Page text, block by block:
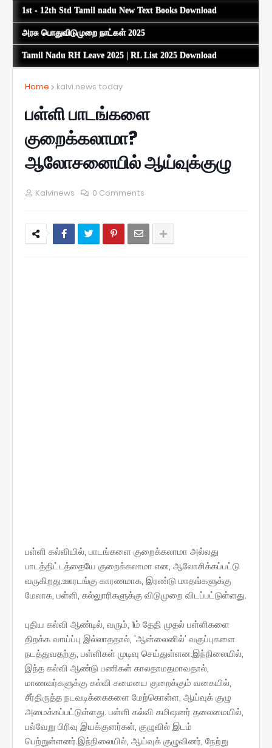
1st - 12th Std Tamil nadu New Text Books Download
அரசு பொதுவிடுமுறை நாட்கள் 2025
Tamil Nadu RH Leave 2025 | RL List 2025 Download
Home kalvi news today
பள்ளி பாடங்களை
குறைக்கலாமா?
ஆலோசனையில் ஆய்வுக்குழு
Kalvinews 0 Comments
பள்ளி கல்வியில், பாடங்களை குறைக்கலாமா அல்லது
பாடத்திட்டத்தையே குறைக்கலாமா என, ஆலோசிக்கப்பட்டு
வருகிறது.ஊரடங்கு காரணமாக, இரண்டு மாதங்களுக்கு
மேலாக, பள்ளி, கல்லுாரிகளுக்கு விடுமுறை விடப்பட்டுள்ளது.
புதிய கல்வி ஆண்டில், வரும், 1ம் தேதி முதல் பள்ளிகளை
திறக்க வாய்ப்பு இல்லாததால், 'ஆன்லைனில்' வகுப்புகளை
நடத்துவதற்கு, பள்ளிகள் முடிவு செய்துள்ளன.இந்நிலையில்,
இந்த கல்வி ஆண்டு பணிகள் காலதாமதமாவதால்,
மாணவர்களுக்கு கல்வி சுமையை குறைக்கும் வகையில்,
சீர்திருத்த நடவடிக்கைகளை மேற்கொள்ள, ஆய்வுக் குழு
அமைக்கப்பட்டுள்ளது. பள்ளி கல்வி கமிஷனர் தலைமையில்,
பல்வேறு பிரிவு இயக்குனர்கள், குழுவில் இடம்
பெற்றுள்ளனர்.இந்நிலையில், ஆய்வுக் குழுவினர், நேற்று